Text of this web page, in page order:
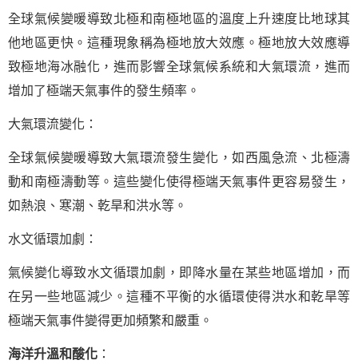
全球氣候變暖導致北極和南極地區的溫度上升速度比地球其
他地區更快。這種現象稱為極地放大效應。極地放大效應導
致極地海冰融化，進而影響全球氣候系統和大氣環流，進而
增加了極端天氣事件的發生頻率。
大氣環流變化：
全球氣候變暖導致大氣環流發生變化，如西風急流、北極濤
動和南極濤動等。這些變化使得極端天氣事件更容易發生，
如熱浪、寒潮、乾旱和洪水等。
水文循環加劇：
氣候變化導致水文循環加劇，即降水量在某些地區增加，而
在另一些地區減少。這種不平衡的水循環使得洪水和乾旱等
極端天氣事件變得更加頻繁和嚴重。
海洋升溫和酸化 ：